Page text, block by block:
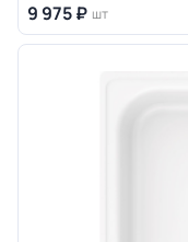
9 975 ₽ шт